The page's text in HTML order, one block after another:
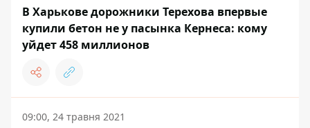
В Харькове дорожники Терехова впервые
купили бетон не у пасынка Кернеса: кому
уйдет 458 миллионов
09:00, 24 травня 2021